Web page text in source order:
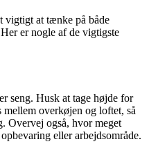
vigtigt at tænke på både
er nogle af de vigtigste
seng. Husk at tage højde for
overkøjen og loftet, så
Overvej også, hvor meget
eller arbejdsområde.